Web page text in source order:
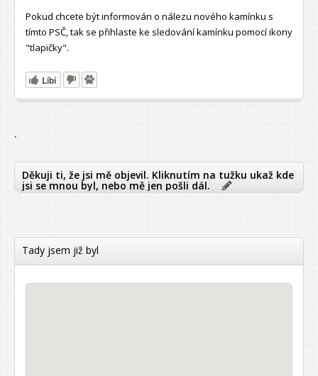
Pokud chcete být informován o nálezu nového kamínku s
tímto PSČ, tak se přihlaste ke sledování kamínku pomocí ikony
"tlapičky".
Líbí
`
Děkuji ti, že jsi mě objevil. Kliknutím na tužku ukaž kde
jsi se mnou byl, nebo mě jen pošli dál.
Tady jsem již byl